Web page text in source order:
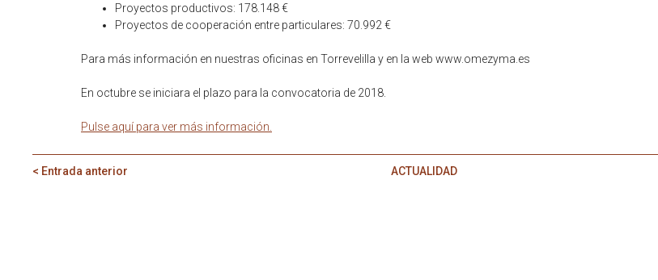
Proyectos productivos: 178.148 €
Proyectos de cooperación entre particulares: 70.992 €
Para más información en nuestras oficinas en Torrevelilla y en la web www.omezyma.es
En octubre se iniciara el plazo para la convocatoria de 2018.
Pulse aquí para ver más información.
< Entrada anterior ACTUALIDAD